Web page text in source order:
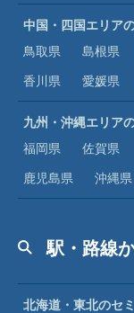
中国・四国エリア
鳥取県
島根県
香川県
愛媛県
九州・沖縄エリア
福岡県
佐賀県
鹿児島県
沖縄県
駅・路線
北海道・東北のセ